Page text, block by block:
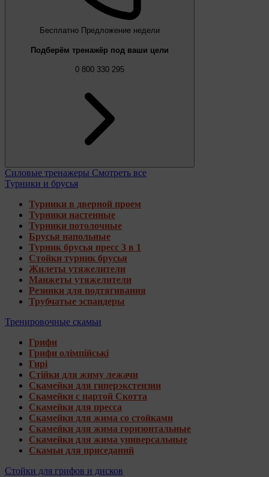
Бесплатно Предложение недели
Подберём тренажёр под ваши цели
0 800 330 295
Силовые тренажеры Смотреть все
Турники и брусья
Турники в дверной проем
Турники настенные
Турники потолочные
Брусья напольные
Турник брусья пресс 3 в 1
Стойки турник брусья
Жилеты утяжелители
Манжеты утяжелители
Резинки для подтягивания
Трубчатые эспандеры
Тренировочные скамьи
Грифи
Грифи олімпійські
Гирі
Стійки для жиму лежачи
Скамейки для гиперэкстензии
Скамейки с партой Скотта
Скамейки для пресса
Скамейки для жима со стойками
Скамейки для жима горизонтальные
Скамейки для жима универсальные
Скамьи для приседаний
Стойки для грифов и дисков